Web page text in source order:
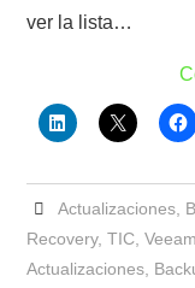
ver la lista…
Actualizaciones,
Recovery,TIC ,
Actualizaciones